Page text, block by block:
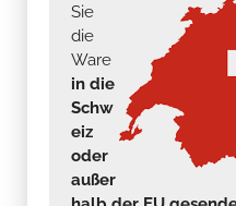
Sie
die
Ware
in die
Schw
eiz
oder
außer